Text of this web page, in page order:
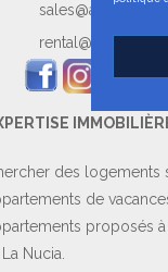
des logements
de
proposés
Nucia.